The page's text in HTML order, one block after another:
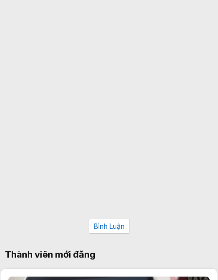
Bình Luận
Thành viên mới đăng